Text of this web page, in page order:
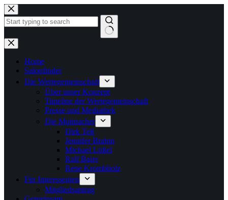
Zum
Inhalt
springen
Keine
Ergebnisse
Home
Salonfinder
Die Wertegemeinschaft
Über unser Konzept
Timeline der Wertegemeinschaft
Presse und Mediathek
Die Mutmacher
Dirk Teß
Jennifer Brahm
Michael Lößel
Ralf Baier
Rene Krombholz
Für Interessenten
Mitgliedsantrag